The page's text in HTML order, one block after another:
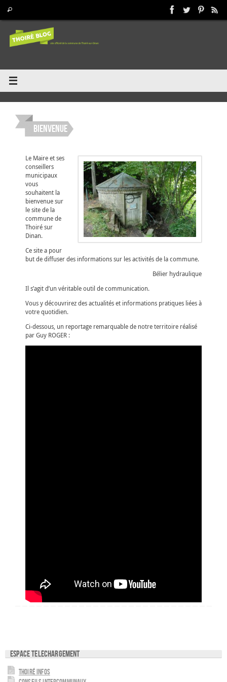
Bienvenue
Le Maire et ses
conseillers
municipaux
vous
souhaitent la
bienvenue sur
le site de la
commune de
Thoiré sur
Dinan.
Ce site a pour
but de diffuser des informations sur les activités de la commune.
Bélier hydraulique
Il s’agit d’un véritable outil de communication.
Vous y découvrirez des actualités et informations pratiques liées à
votre quotidien.
Ci-dessous, un reportage remarquable de notre territoire réalisé
par Guy ROGER :
Espace téléchargement
Thoiré Infos